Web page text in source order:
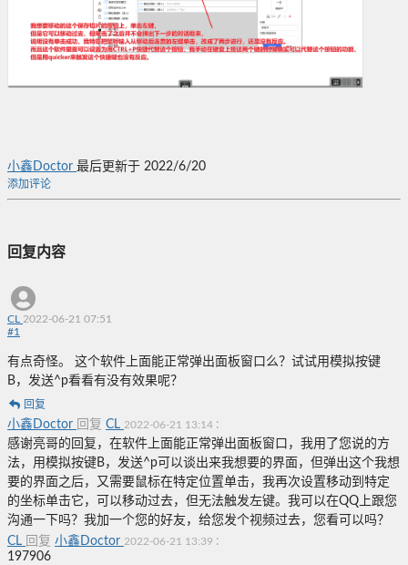
小鑫Doctor 最后更新于 2022/6/20
添加评论
回复内容
CL 2022-06-21 07:51
#1
有点奇怪。 这个软件上面能正常弹出面板窗口么？试试用模拟按键
B，发送^p看看有没有效果呢？
回复
小鑫Doctor 回复 CL 2022-06-21 13:14 :
感谢亮哥的回复，在软件上面能正常弹出面板窗口，我用了您说的方
法， 用模拟按键B，发送^p可以谈出来我想要的界面，但弹出这个我想
要的界面之后，又需要鼠标在特定位置单击，我再次设置移动到特定
的坐标单击它，可以移动过去，但无法触发左键。我可以在QQ上跟您
沟通一下吗？我加一个您的好友，给您发个视频过去，您看可以吗？
CL 回复 小鑫Doctor 2022-06-21 13:39 :
197906